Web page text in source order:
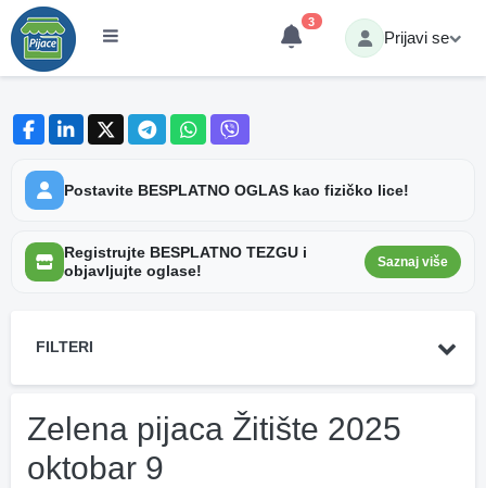
3
Prijavi se
Postavite BESPLATNO OGLAS kao fizičko lice!
Registrujte BESPLATNO TEZGU i
objavljujte oglase!
Saznaj više
FILTERI
Zelena pijaca Žitište 2025
oktobar 9